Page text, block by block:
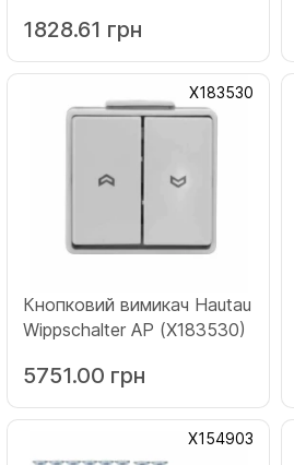
1828.61 грн
Х183530
Кнопковий вимикач Hautau
Wippschalter AP (Х183530)
5751.00 грн
Х154903